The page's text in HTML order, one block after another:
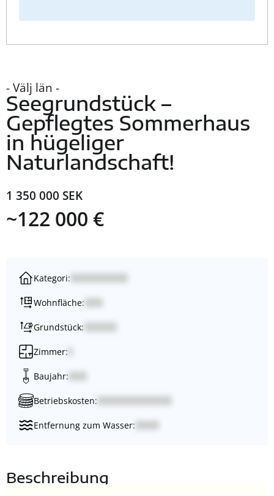
- Välj län -
Seegrundstück –
Gepflegtes Sommerhaus
in hügeliger
Naturlandschaft!
1 350 000 SEK
~122 000 €
Kategori:
Wohnfläche:
Grundstück:
Zimmer:
Baujahr:
Betriebskosten:
Entfernung zum Wasser:
Beschreibung